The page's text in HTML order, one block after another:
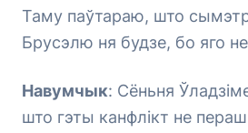
Таму паўтараю, што
Брусэлю ня будзе, бо яго не
Навумчык: Сёньня
што гэты канфлікт не